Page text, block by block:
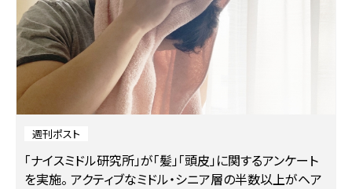
週刊ポスト
「ナイスミドル研究所」が「髪」「頭皮」に関するアンケート
を実施。 アクティブなミドル・シニア層の半数以上がヘア